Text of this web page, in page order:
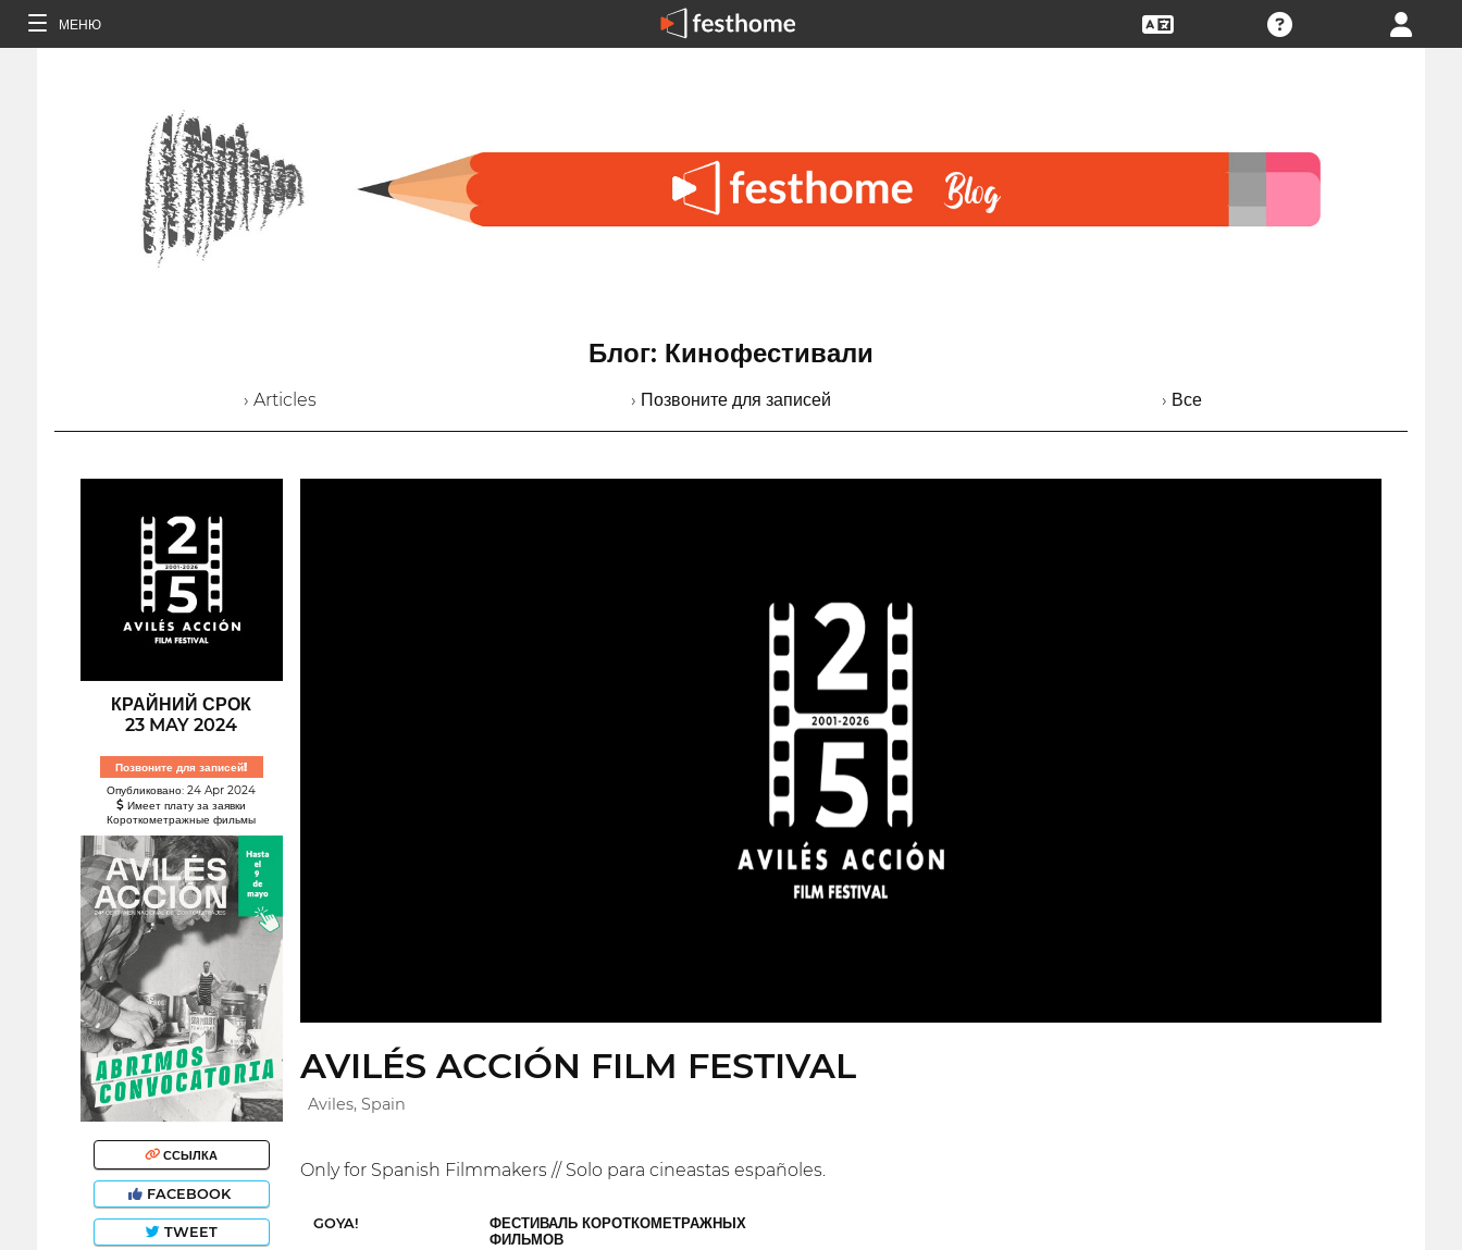
МЕНЮ
Блог: Кинофестивали
› Articles › Позвоните для записей › Все
КРАЙНИЙ СРОК
23 MAY 2024
Позвоните для записей!
Опубликовано: 24 Apr 2024
Имеет плату за заявки
Короткометражные фильмы
ССЫЛКА
FACEBOOK
TWEET
AVILÉS ACCIÓN FILM FESTIVAL
Aviles, Spain
Only for Spanish Filmmakers // Solo para cineastas españoles.
GOYA!
ФЕСТИВАЛЬ КОРОТКОМЕТРАЖНЫХ
ФИЛЬМОВ